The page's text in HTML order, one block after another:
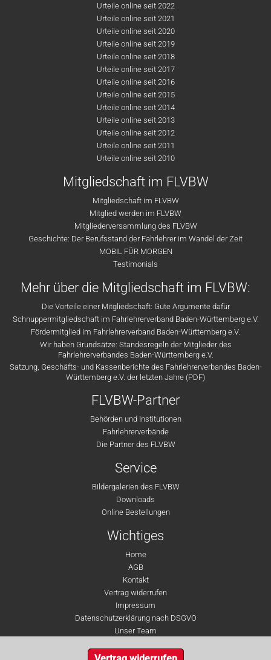
Urteile online seit 2022
Urteile online seit 2021
Urteile online seit 2020
Urteile online seit 2019
Urteile online seit 2018
Urteile online seit 2017
Urteile online seit 2016
Urteile online seit 2015
Urteile online seit 2014
Urteile online seit 2013
Urteile online seit 2012
Urteile online seit 2011
Urteile online seit 2010
Mitgliedschaft im FLVBW
Mitgliedschaft im FLVBW
Mitglied werden im FLVBW
Mitgliederversammlung des FLVBW
Geschichte: Der Berufsstand der Fahrlehrer im Wandel der Zeit
MOBIL FÜR MORGEN
Testimonials
Mehr über die Mitgliedschaft im FLVBW:
Die Vorteile einer Mitgliedschaft: Gute Argumente dafür
Schnuppermitgliedschaft im Fahrlehrerverband Baden-Württemberg e.V.
Fördermitglied im Fahrlehrerverband Baden-Württemberg e.V.
Wir haben Grundsätze: Standesregeln der Mitglieder des
Fahrlehrerverbandes Baden-Württemberg e.V.
Satzung, Geschäfts- und Kassenberichte des Fahrlehrerverbandes Baden-
Württemberg e.V. der letzten Jahre (PDF)
FLVBW-Partner
Behörden und Institutionen
Fahrlehrerverbände
Die Partner des FLVBW
Service
Bildergalerien des FLVBW
Downloads
Online Bestellungen
Wichtiges
Home
AGB
Kontakt
Vertrag widerrufen
Impressum
Datenschutzerklärung nach DSGVO
Unser Team